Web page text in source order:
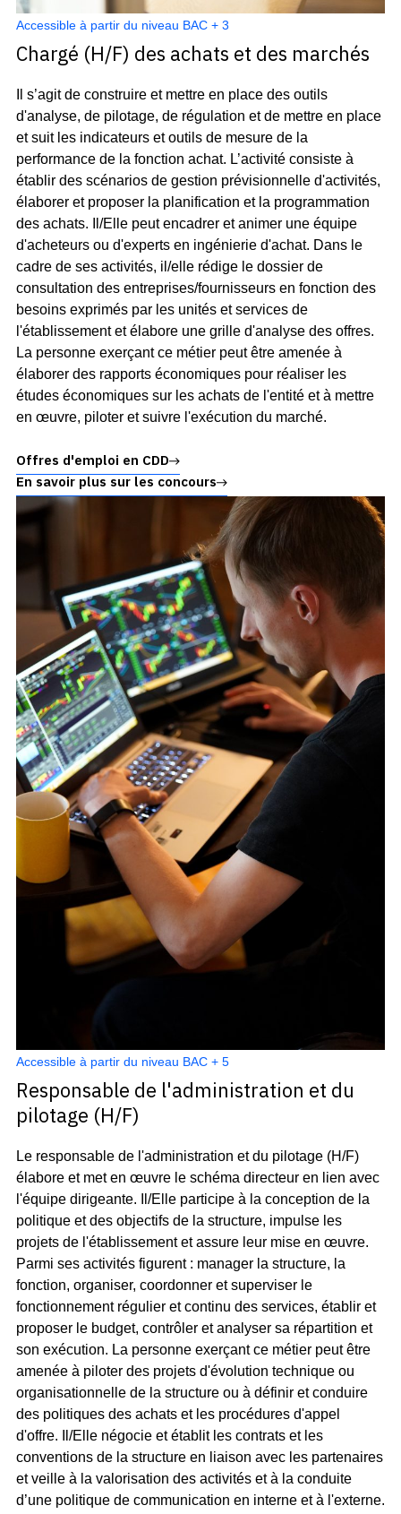
Accessible à partir du niveau BAC + 3
Chargé (H/F) des achats et des marchés
Il s’agit de construire et mettre en place des outils
d'analyse, de pilotage, de régulation et de mettre en place
et suit les indicateurs et outils de mesure de la
performance de la fonction achat. L’activité consiste à
établir des scénarios de gestion prévisionnelle d'activités,
élaborer et proposer la planification et la programmation
des achats. Il/Elle peut encadrer et animer une équipe
d'acheteurs ou d'experts en ingénierie d'achat. Dans le
cadre de ses activités, il/elle rédige le dossier de
consultation des entreprises/fournisseurs en fonction des
besoins exprimés par les unités et services de
l'établissement et élabore une grille d'analyse des offres.
La personne exerçant ce métier peut être amenée à
élaborer des rapports économiques pour réaliser les
études économiques sur les achats de l'entité et à mettre
en œuvre, piloter et suivre l'exécution du marché.
Offres d'emploi en CDD
En savoir plus sur les concours
Accessible à partir du niveau BAC + 5
Responsable de l'administration et du
pilotage (H/F)
Le responsable de l'administration et du pilotage (H/F)
élabore et met en œuvre le schéma directeur en lien avec
l'équipe dirigeante. Il/Elle participe à la conception de la
politique et des objectifs de la structure, impulse les
projets de l'établissement et assure leur mise en œuvre.
Parmi ses activités figurent : manager la structure, la
fonction, organiser, coordonner et superviser le
fonctionnement régulier et continu des services, établir et
proposer le budget, contrôler et analyser sa répartition et
son exécution. La personne exerçant ce métier peut être
amenée à piloter des projets d'évolution technique ou
organisationnelle de la structure ou à définir et conduire
des politiques des achats et les procédures d'appel
d'offre. Il/Elle négocie et établit les contrats et les
conventions de la structure en liaison avec les partenaires
et veille à la valorisation des activités et à la conduite
d’une politique de communication en interne et à l'externe.